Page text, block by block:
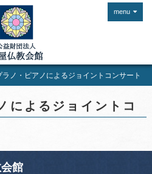
menu
ラノ・ピアノによるジョイントコンサート
によるジョイントコ
館